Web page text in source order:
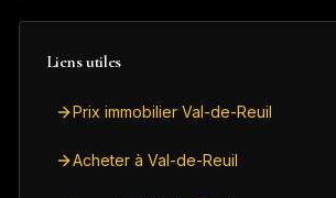
Liens utiles
Prix immobilier Val-de-Reuil
Acheter à Val-de-Reuil